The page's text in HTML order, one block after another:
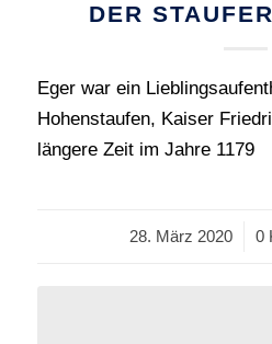
DER
Eger war ein
Hohenstaufen, Kaiser
längere Zeit im Jahre 1179
28. März 2020
/ 0